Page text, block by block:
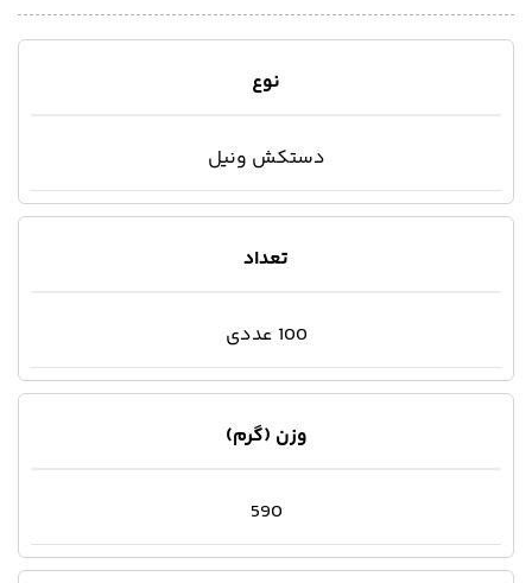
نوع
دستکش ونیل
تعداد
100 عددی
وزن (گرم)
590